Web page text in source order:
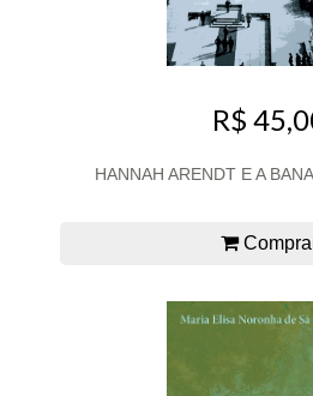
R$
HANNAH ARENDT E A